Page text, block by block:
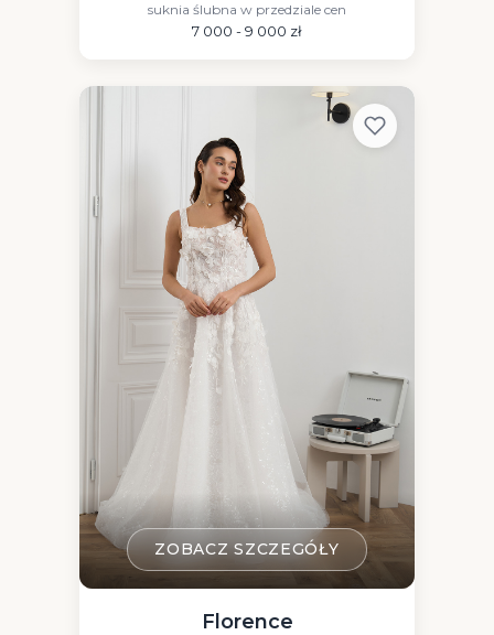
suknia ślubna w przedziale cen
7 000 - 9 000 zł
ZOBACZ SZCZEGÓŁY
Florence